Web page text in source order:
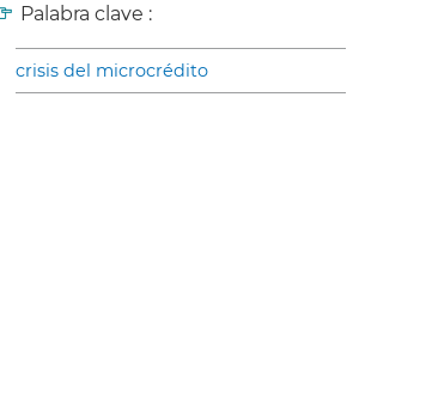
Palabra clave :
crisis del microcrédito